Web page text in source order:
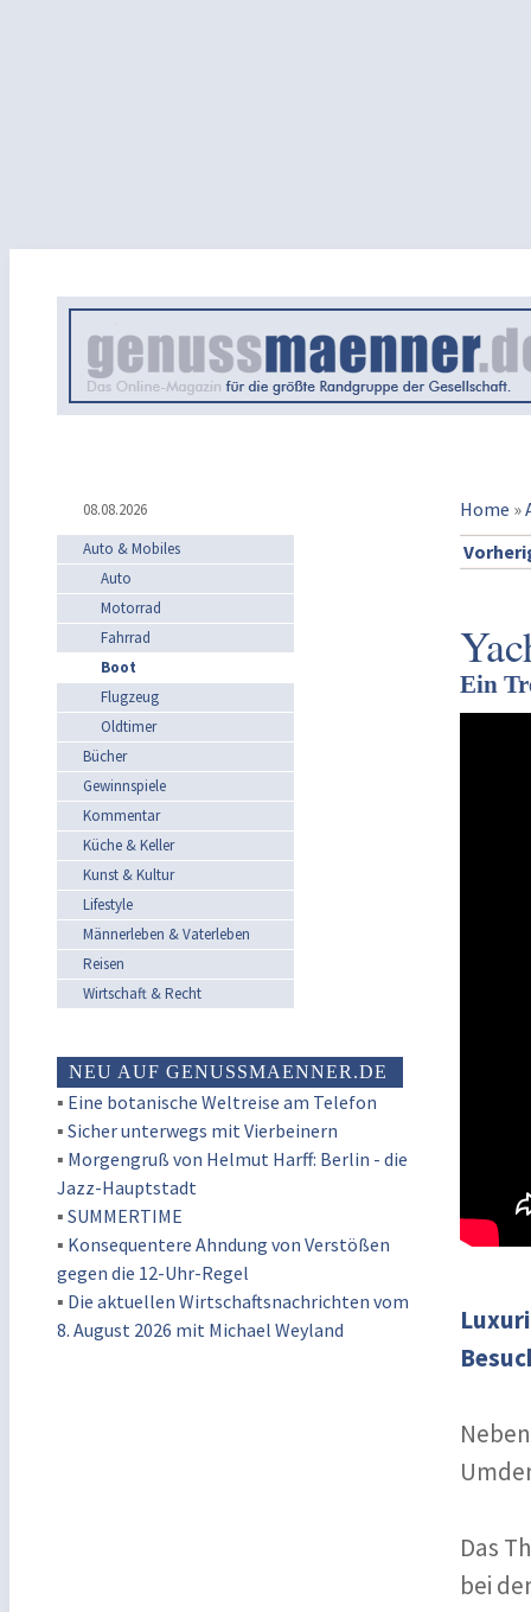
08.08.2026 Home »
Auto & Mobiles
Auto
Motorrad
Fahrrad
Boot
Flugzeug
Oldtimer
Bücher
Gewinnspiele
Kommentar
Küche & Keller
Kunst & Kultur
Lifestyle
Männerleben & Vaterleben
Reisen
Wirtschaft & Recht
NEU AUF GENUSSMAENNER.DE
▪ Eine botanische Weltreise am Telefon
▪ Sicher unterwegs mit Vierbeinern
▪ Morgengruß von Helmut Harff: Berlin - die
Jazz-Hauptstadt
▪ SUMMERTIME
▪ Konsequentere Ahndung von Verstößen
gegen die 12-Uhr-Regel
▪ Die aktuellen Wirtschaftsnachrichten vom
8. August 2026 mit Michael Weyland
Ein
Das
bei